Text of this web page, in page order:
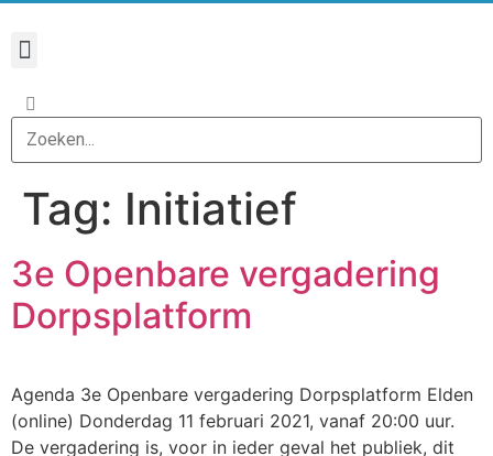
Tag: Initiatief
3e Openbare vergadering
Dorpsplatform
Agenda 3e Openbare vergadering Dorpsplatform Elden
(online) Donderdag 11 februari 2021, vanaf 20:00 uur.
De vergadering is, voor in ieder geval het publiek, dit